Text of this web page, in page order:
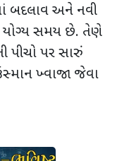
બદલાવ અને નવી
સમય છે. તેણે
પીચો પર સારું
ખ્વાજા જેવા